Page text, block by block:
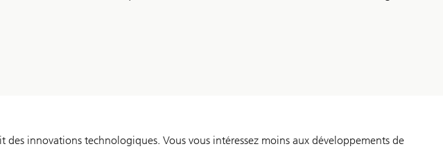
innovations technologiques. Vous vous intéressez moins aux développements de